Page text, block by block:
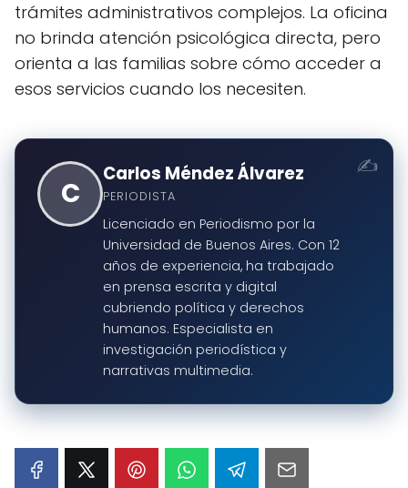
trámites administrativos complejos. La oficina
no brinda atención psicológica directa, pero
orienta a las familias sobre cómo acceder a
esos servicios cuando los necesiten.
C
Carlos Méndez Álvarez
PERIODISTA
Licenciado en Periodismo por la
Universidad de Buenos Aires. Con 12
años de experiencia, ha trabajado
en prensa escrita y digital
cubriendo política y derechos
humanos. Especialista en
investigación periodística y
narrativas multimedia.